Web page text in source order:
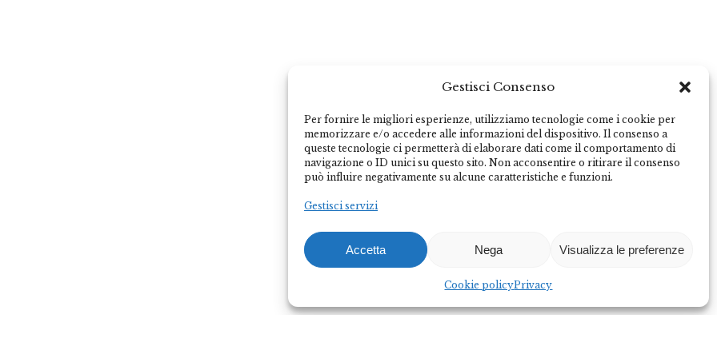
Gestisci Consenso
Per fornire le migliori esperienze, utilizziamo tecnologie come i cookie per
memorizzare e/o accedere alle informazioni del dispositivo. Il consenso a
queste tecnologie ci permetterà di elaborare dati come il comportamento di
navigazione o ID unici su questo sito. Non acconsentire o ritirare il consenso
può influire negativamente su alcune caratteristiche e funzioni.
Gestisci servizi
Accetta Nega Visualizza le preferenze
Cookie policyPrivacy
Federalberghi Terme Abano Montegrotto è
l’organizzazione rappresentativa delle imprese
termo-alberghiere del Bacino Termale Euganeo.